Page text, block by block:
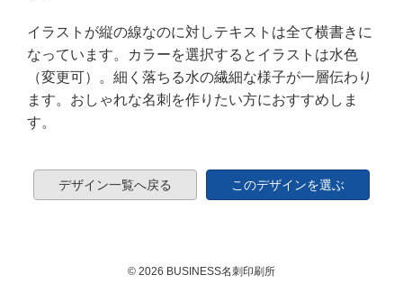
イラストが縦の線なのに対しテキストは全て横書きに
なっています。カラーを選択するとイラストは水色
（変更可）。細く落ちる水の繊細な様子が一層伝わり
ます。おしゃれな名刺を作りたい方におすすめしま
す。
デザイン一覧へ戻る このデザインを選ぶ
© 2026 BUSINESS名刺印刷所